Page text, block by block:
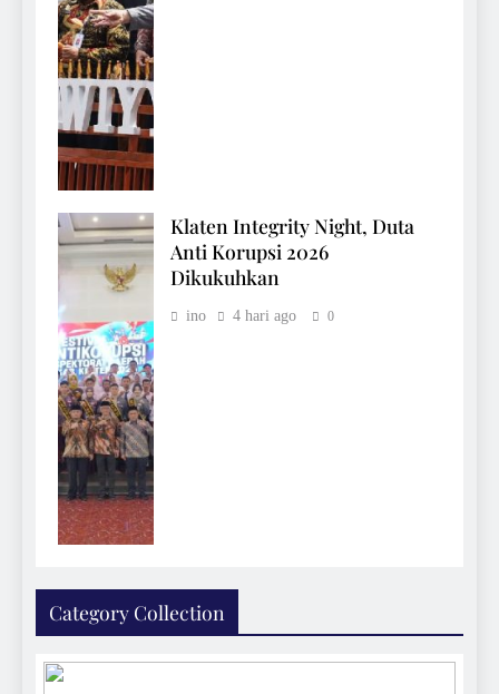
Klaten Integrity Night, Duta
Anti Korupsi 2026
Dikukuhkan
ino 4 hari ago 0
Category Collection